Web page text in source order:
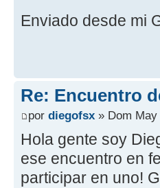
Enviado desde mi
Re: Encuentro
por diegofsx » Dom
Hola gente soy
ese encuentro en
participar en uno!